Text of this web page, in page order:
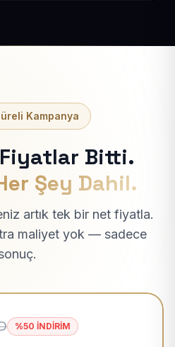
Kampanya
Fiyatlar Bitti.
Şey Dahil.
artık tek bir net fiyatla.
maliyet yok — sadece
%50 İNDİRİM